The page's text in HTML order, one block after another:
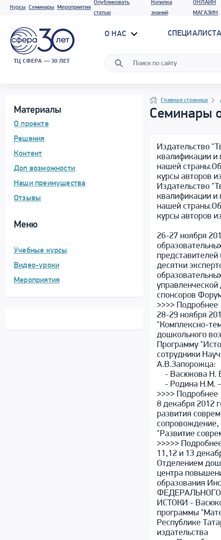
Курсы Семинары Мероприятия
Опубликовать
статью
Копилка
знаний
ОНЛАЙН
МАГАЗИН
ТЦ СФЕРА — 30 ЛЕТ
О НАС
Материалы
О проекте
Решения
Контент
Доп возможности
Наши преимущества
Отзывы
Меню
Учебные курсы
Видео-уроки
Мероприятия
Программа материала
Навигация
НавигацияГлавная страница
Семинары
Издательство
квалификации и
нашей
курсы авторов
Издательство
квалификации и
нашей
курсы авторов
26-27 ноября
десятки
спонсоров
>>>> Подробнее
28-29 ноября
"Комплексно-
дошкольного
Программу
сотрудники
А.В.Запорожца:
- Васюкова Н.
- Родина Н.М. -
>>>> Подробнее
8 декабря 2012
развития
"Развитие
>>>>>
11,12 и 13
Отделением
центра
образования
ФЕДЕРАЛЬНОГО
ИСТОКИ -
программы
Республике
издательства